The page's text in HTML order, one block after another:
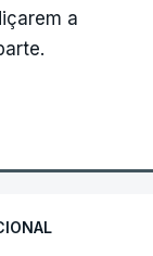
a